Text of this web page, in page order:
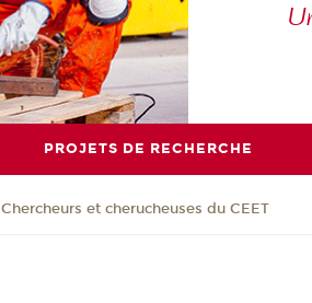
PROJETS DE RECHERCHE
Chercheurs et cherucheuses du CEET